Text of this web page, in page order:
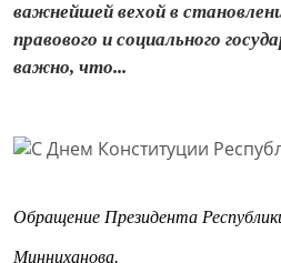
важнейшей вехой в
правового и социального
важно, что...
Обращение Президента
Минниханова.